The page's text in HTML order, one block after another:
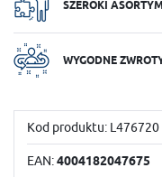
SZEROKI
WYGODNE
Kod produktu: L476720
EAN:4004182047675